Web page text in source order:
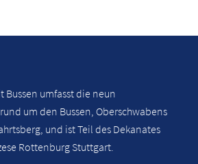
Bussen umfasst die neun
um den Bussen, Oberschwabens
und ist Teil des Dekanates
Rottenburg Stuttgart.